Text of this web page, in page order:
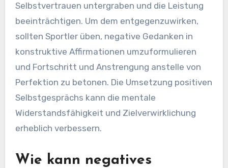
Selbstvertrauen untergraben und die Leistung
beeinträchtigen. Um dem entgegenzuwirken,
sollten Sportler üben, negative Gedanken in
konstruktive Affirmationen umzuformulieren
und Fortschritt und Anstrengung anstelle von
Perfektion zu betonen. Die Umsetzung positiven
Selbstgesprächs kann die mentale
Widerstandsfähigkeit und Zielverwirklichung
erheblich verbessern.
Wie kann negatives